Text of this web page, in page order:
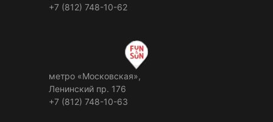
+7 (812) 748-10-62
метро «Московская»,
Ленинский пр. 176
+7 (812) 748-10-63